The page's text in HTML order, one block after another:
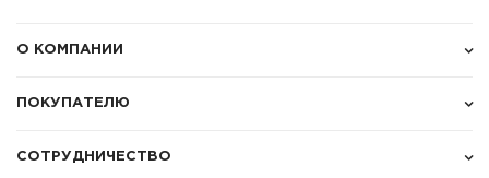
О КОМПАНИИ
ПОКУПАТЕЛЮ
СОТРУДНИЧЕСТВО